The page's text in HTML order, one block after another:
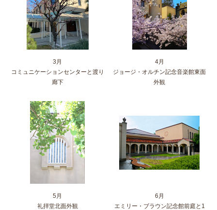
3月
コミュニケーションセンターと渡り
廊下
4月
ジョージ・オルチン記念音楽館東面
外観
5月
礼拝堂北面外観
6月
エミリー・ブラウン記念館前庭と1